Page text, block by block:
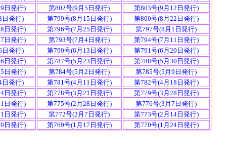
日発行)
第802号(9月5日発行)
第803号(9月12日発行)
日発行)
第799号(8月15日発行)
第800号(8月22日発行)
日発行)
第796号(7月25日発行)
第797号(8月1日発行)
日発行)
第793号(7月4日発行)
第794号(7月11日発行)
日発行)
第790号(6月13日発行)
第791号(6月20日発行)
日発行)
第787号(5月23日発行)
第788号(5月30日発行)
日発行)
第784号(5月2日発行)
第785号(5月9日発行)
日発行)
第781号(4月11日発行)
第782号(4月18日発行)
日発行)
第778号(3月21日発行)
第779号(3月28日発行)
日発行)
第775号(2月28日発行)
第776号(3月7日発行)
日発行)
第772号(2月7日発行)
第773号(2月14日発行)
日発行)
第769号(1月17日発行) 第770号(1月24日発行)